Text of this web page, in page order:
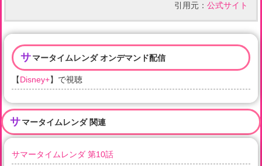
引用元： 公式サイト
サマータイムレンダ オンデマンド配信
【Disney+】で視聴
サマータイムレンダ 関連
サマータイムレンダ 第10話